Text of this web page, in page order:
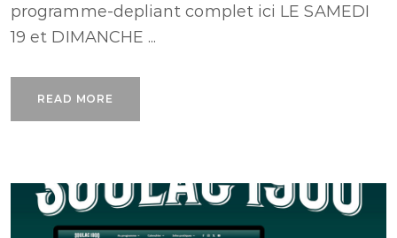
programme-depliant complet ici LE SAMEDI
19 et DIMANCHE ...
READ MORE